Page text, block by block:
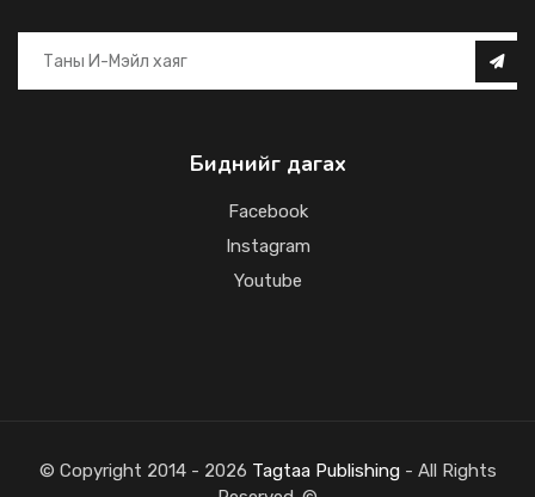
Биднийг дагах
Facebook
Instagram
Youtube
© Copyright 2014 - 2026 Tagtaa Publishing- All Rights